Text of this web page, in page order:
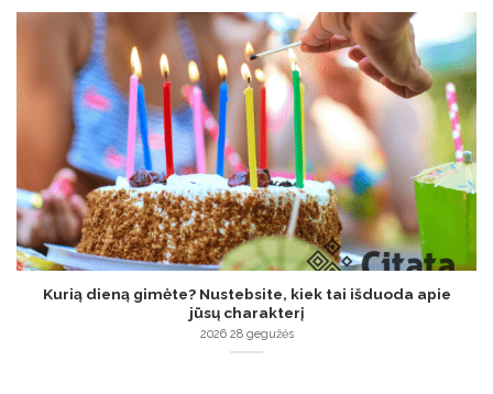
Kurią dieną gimėte? Nustebsite, kiek tai išduoda apie
jūsų charakterį
2026 28 gegužės